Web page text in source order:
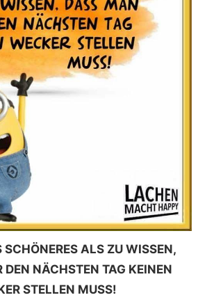
SCHÖNERES ALS ZU WISSEN,
DEN NÄCHSTEN TAG KEINEN
STELLEN MUSS!